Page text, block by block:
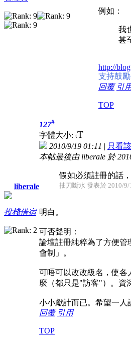
例如：
我
甚
http://
支持鼓
回覆 引
TOP
liberale
投棧借宿
127#
字體大小: tT
2010/9/19 01:11 | 只看
本帖最後由 liberale 於
假如必須註冊的話
抽刀斷水 發表於 2010/9/
明白。
可否聲明：
論壇註冊純粹為了方便管
會制」。
可唔可以改改級名，使
麼（都只是"訪客"）。資
小小獻計而已。希望一人
回覆 引用
TOP